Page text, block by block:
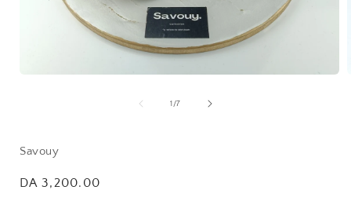
1 /of
7
Savouy
Regular
DA 3,200.00